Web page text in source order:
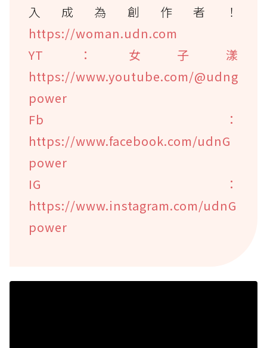
入成為創作者！
https://woman.udn.com
YT：女子漾
https://www.youtube.com/@udng
power
Fb：
https://www.facebook.com/udnG
power
IG：
https://www.instagram.com/udnG
power